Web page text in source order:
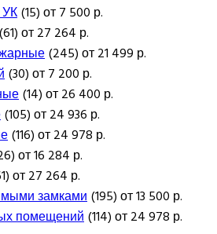
(15) от 7 500 р.
(61) от 27 264 р.
(245) от 21 499 р.
(30) от 7 200 р.
(14) от 26 400 р.
(105) от 24 936 р.
(116) от 24 978 р.
от 16 284 р.
от 27 264 р.
замками(195) от 13 500 р.
помещений(114) от 24 978 р.